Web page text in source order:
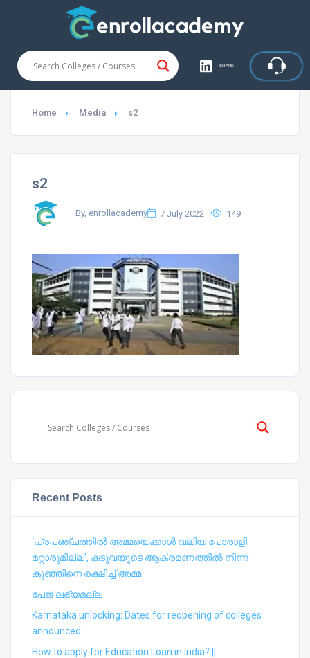
SHARE
Home Media s2
s2
By, enrollacademy 7 July 2022 149
Recent Posts
‘പ്രപഞ്ചത്തില്‍ അമ്മയെക്കാള്‍ വലിയ പോരാളി
മറ്റാരുമില്ല’, കടുവയുടെ ആക്രമണത്തില്‍ നിന്ന്
കുഞ്ഞിനെ രക്ഷിച്ച് അമ്മ
പേജ് ലഭ്യമല്ല
Karnataka unlocking: Dates for reopening of colleges
announced
How to apply for Education Loan in India? ||